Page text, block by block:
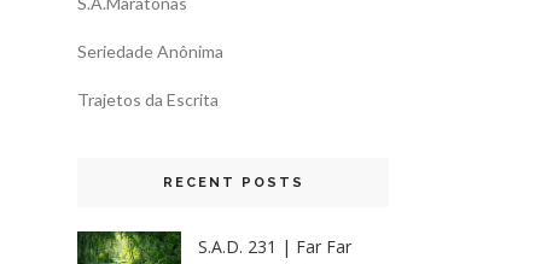
Seriedade Anônima
Trajetos da Escrita
RECENT POSTS
S.A.D. 231 | Far Far